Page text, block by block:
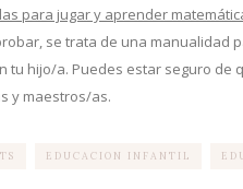
para jugar y aprender
se trata de una manualidad
tu hijo/a. Puedes estar seguro
y maestros/as.
EDUCACION INFANTIL